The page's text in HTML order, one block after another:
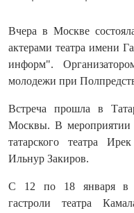
Вчера в Москве
актерами театра имени
информ".
молодежи при
Встреча прошла в
Москвы. В мероприятии
татарского театра
Ильнур Закиров.
С 12 по 18 января в
гастроли театра